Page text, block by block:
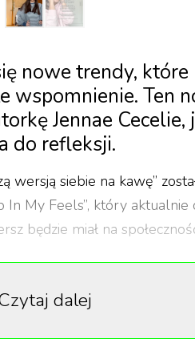
nowe trendy, które
wspomnienie. Ten
Jennae Cecelie,
do refleksji.
wersją siebie na kawę”
In My Feels”, który
będzie miał na
bohaterka spotyka
przyjemność z zapachu
forma sprawiła,
dalej